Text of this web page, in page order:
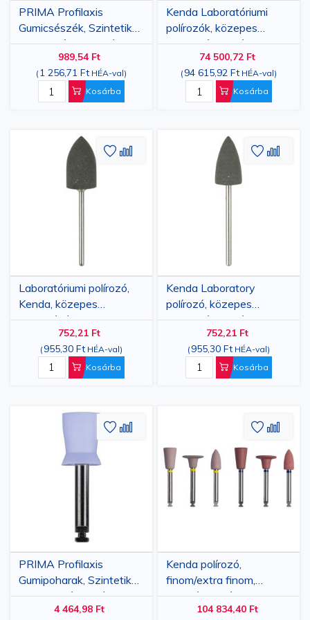
PRIMA Profilaxis
Gumicsészék, Szintetikus
Gumi, Csésze Alakú, M,
Fehér, 10 db989,54 Ft
( 1 256,71 Ft HÉA-val)
Kosárba
Kenda Laboratóriumi
polírozók, közepes
szemcsés, kis lángos,
100 db74 500,72 Ft
( 94 615,92 Ft HÉA-val)
Kosárba
Laboratóriumi polírozó,
Kenda, közepes
durvaságú, nagy
lángtípus752,21 Ft
( 955,30 Ft HÉA-val)
Kosárba
Hozzáadás
Hozzáadás
összehasonlításhoz
Kenda Laboratory
polírozó, közepes
szemcsés, kis lángos
752,21 Ft
( 955,30 Ft HÉA-val)
Kosárba
PRIMA Profilaxis
Gumipoharak, Szintetikus
Gumi, Pohár alakú, M,
Fehér, 100 db
4 464,98 Ft
Hozzáadás
kívánságlistához
Hozzáadás
összehasonlításhoz
Kenda polírozó,
finom/extra finom,
koronákhoz és hidakhoz,
különböző formák, 100
104 834,40 Ft